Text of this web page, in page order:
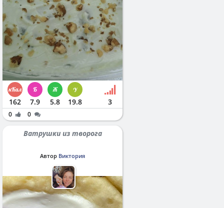
162 7.9 5.8 19.8 3
0 0
Ватрушки из творога
Автор Виктория